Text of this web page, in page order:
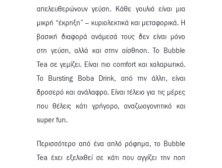
απελευθερώνουν γεύση. Κάθε γουλιά είναι μια
μικρή “έκρηξη” – κυριολεκτικά και μεταφορικά. Η
βασική διαφορά ανάμεσά τους δεν είναι μόνο
στη γεύση, αλλά και στην αίσθηση. Το Bubble
Tea σε γεμίζει. Είναι πιο comfort και χαλαρωτικό.
Το Bursting Boba Drink, από την άλλη, είναι
δροσερό και ανάλαφρο. Είναι τέλειο για τις μέρες
που θέλεις κάτι γρήγορο, αναζωογονητικό και
super fun.
Περισσότερο από ένα απλό ρόφημα, το Bubble
Tea έχει εξελιχθεί σε κάτι που αγγίζει την ποπ